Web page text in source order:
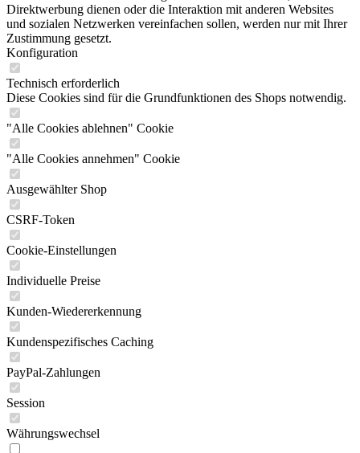
Direktwerbung dienen oder die Interaktion mit anderen Websites
und sozialen Netzwerken vereinfachen sollen, werden nur mit Ihrer
Zustimmung gesetzt.
Konfiguration
Technisch erforderlich
Diese Cookies sind für die Grundfunktionen des Shops notwendig.
"Alle Cookies ablehnen" Cookie
"Alle Cookies annehmen" Cookie
Ausgewählter Shop
CSRF-Token
Cookie-Einstellungen
Individuelle Preise
Kunden-Wiedererkennung
Kundenspezifisches Caching
PayPal-Zahlungen
Session
Währungswechsel